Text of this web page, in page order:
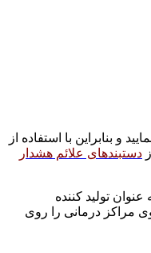
و بنابراین با استفاده از
دستبندهای علائم هشدار
تولید کننده
مراکز درمانی را روی